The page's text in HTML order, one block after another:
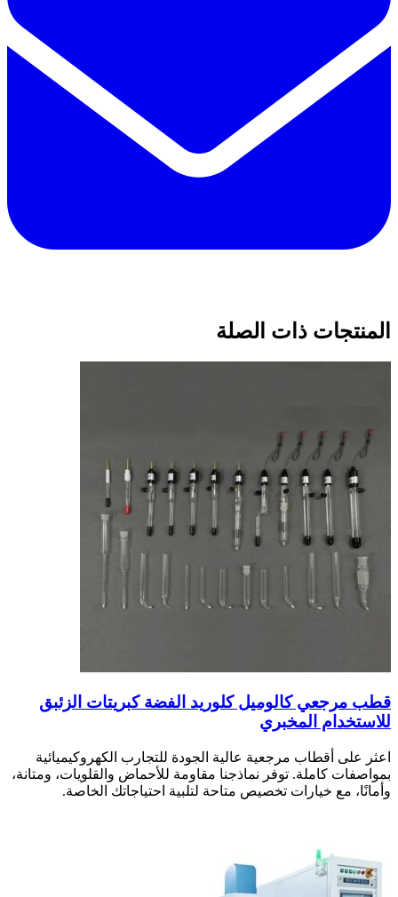
المنتجات ذات الصلة
قطب مرجعي كالوميل كلوريد الفضة كبريتات الزئبق
للاستخدام المخبري
اعثر على أقطاب مرجعية عالية الجودة للتجارب الكهروكيميائية
بمواصفات كاملة. توفر نماذجنا مقاومة للأحماض والقلويات، ومتانة،
وأمانًا، مع خيارات تخصيص متاحة لتلبية احتياجاتك الخاصة.